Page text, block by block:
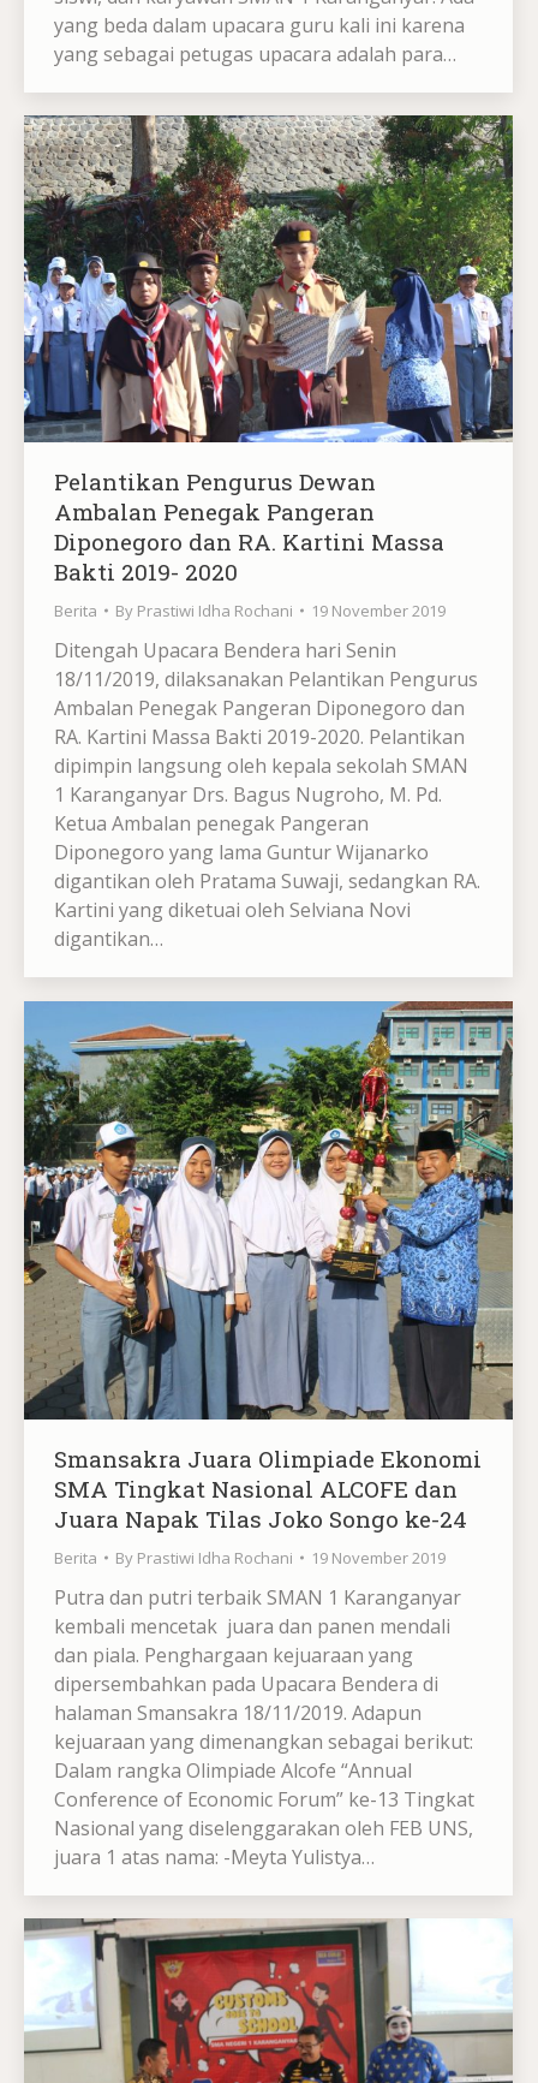
yang beda dalam upacara guru kali ini karena
yang sebagai petugas upacara adalah para…
Pelantikan Pengurus Dewan
Ambalan Penegak Pangeran
Diponegoro dan RA. Kartini Massa
Bakti 2019- 2020
Berita By Prastiwi Idha Rochani 19 November 2019
Ditengah Upacara Bendera hari Senin
18/11/2019, dilaksanakan Pelantikan Pengurus
Ambalan Penegak Pangeran Diponegoro dan
RA. Kartini Massa Bakti 2019-2020. Pelantikan
dipimpin langsung oleh kepala sekolah SMAN
1 Karanganyar Drs. Bagus Nugroho, M. Pd.
Ketua Ambalan penegak Pangeran
Diponegoro yang lama Guntur Wijanarko
digantikan oleh Pratama Suwaji, sedangkan RA.
Kartini yang diketuai oleh Selviana Novi
digantikan…
Smansakra Juara Olimpiade Ekonomi
SMA Tingkat Nasional ALCOFE dan
Juara Napak Tilas Joko Songo ke-24
Berita By Prastiwi Idha Rochani 19 November 2019
Putra dan putri terbaik SMAN 1 Karanganyar
kembali mencetak juara dan panen mendali
dan piala. Penghargaan kejuaraan yang
dipersembahkan pada Upacara Bendera di
halaman Smansakra 18/11/2019. Adapun
kejuaraan yang dimenangkan sebagai berikut:
Dalam rangka Olimpiade Alcofe “Annual
Conference of Economic Forum” ke-13 Tingkat
Nasional yang diselenggarakan oleh FEB UNS,
juara 1 atas nama: -Meyta Yulistya…